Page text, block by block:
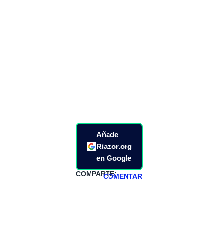
Añade
Riazor.org
en Google
COMPARTE:COMENTAR